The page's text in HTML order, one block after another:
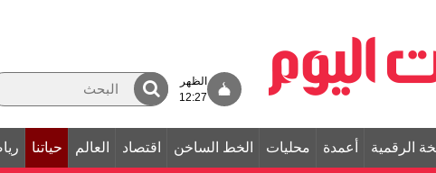
الظهر
12:27
الرقمية أعمدة محليات الخط الساخن اقتصاد العالم حياتنا